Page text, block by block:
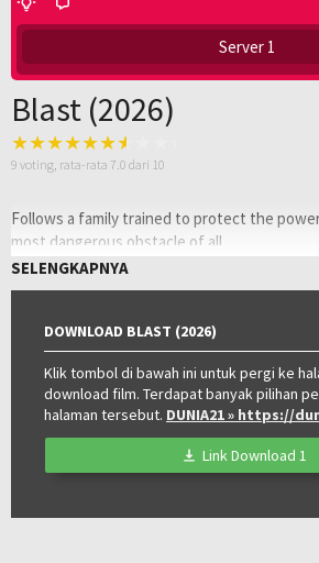
Server 1
Blast (2026)
9 voting, rata-rata 7.0 dari 10
Follows a family trained to protect the
most dangerous obstacle of all.
Oleh:
LAYARKACA21
pada:
Genre:
Action
Tahun:
2026
Durasi:
143 Min
Negara:
India
Rilis:
28 May 2026
Bahasa:
தமிழ்
Subash K Raj
SELENGKAPNYA
DOWNLOAD BLAST (2026)
Klik tombol di bawah ini untuk pergi ke
download film. Terdapat banyak pilihan
halaman tersebut. DUNIA21» https://
Link Download 1